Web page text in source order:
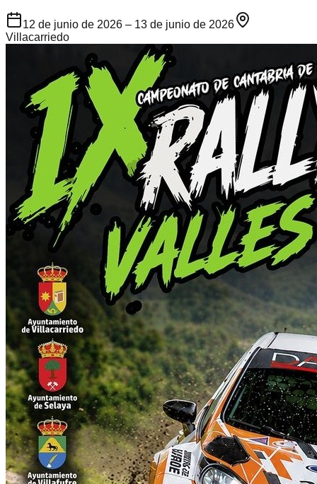
12 de junio de 2026 – 13 de junio de 2026
Villacarriedo